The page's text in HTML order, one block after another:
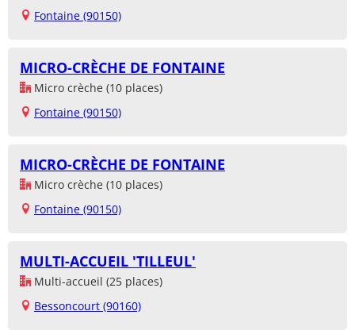
Fontaine (90150)
MICRO-CRÈCHE DE FONTAINE
Micro crèche (10 places)
Fontaine (90150)
MICRO-CRÈCHE DE FONTAINE
Micro crèche (10 places)
Fontaine (90150)
MULTI-ACCUEIL 'TILLEUL'
Multi-accueil (25 places)
Bessoncourt (90160)